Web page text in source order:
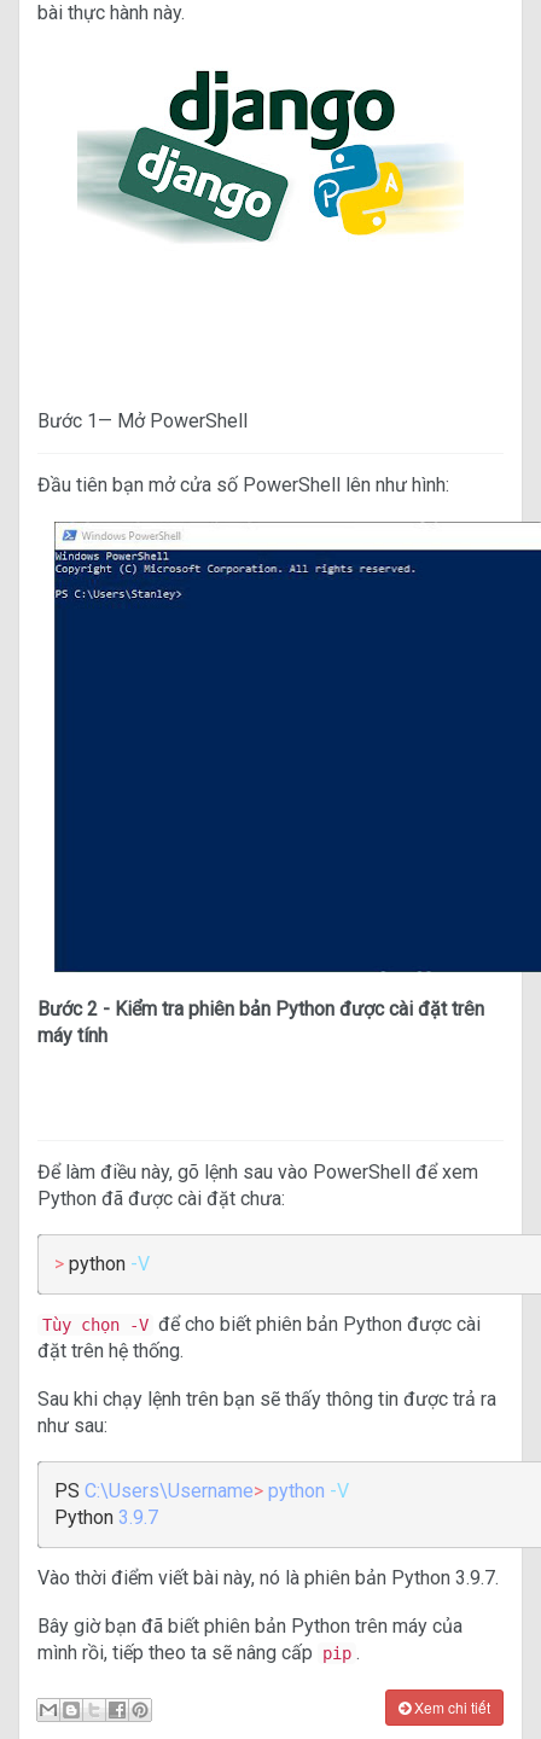
bài thực hành này.
Bước 1— Mở PowerShell
Đầu tiên bạn mở cửa số PowerShell lên như hình:
Bước 2 - Kiểm tra phiên bản Python được cài đặt trên
máy tính
Để làm điều này, gõ lệnh sau vào PowerShell để xem
Python đã được cài đặt chưa:
> python -V
Tùy chọn -V để cho biết phiên bản Python được cài
đặt trên hệ thống.
Sau khi chạy lệnh trên bạn sẽ thấy thông tin được trả ra
như sau:
PS C:\Users\Username> python -V
Python 3.9.7
Vào thời điểm viết bài này, nó là phiên bản Python 3.9.7.
Bây giờ bạn đã biết phiên bản Python trên máy của
mình rồi, tiếp theo ta sẽ nâng cấp
pip .
Xem chi tiết